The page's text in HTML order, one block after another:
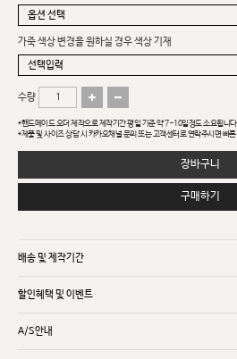
가죽 색상 변경을 원하실 경우 색상 기재
수량
*핸드메이드 오더 제작으로 제작기간 평일 기준 약 7~10일정도 소요됩니
*제품 및 사이즈 상담 시 카카오채널 문의 또는 고객센터로 연락주시면 빠
장바구니
구매하기
배송 및 제작기간
할인혜택 및 이벤트
A/S안내